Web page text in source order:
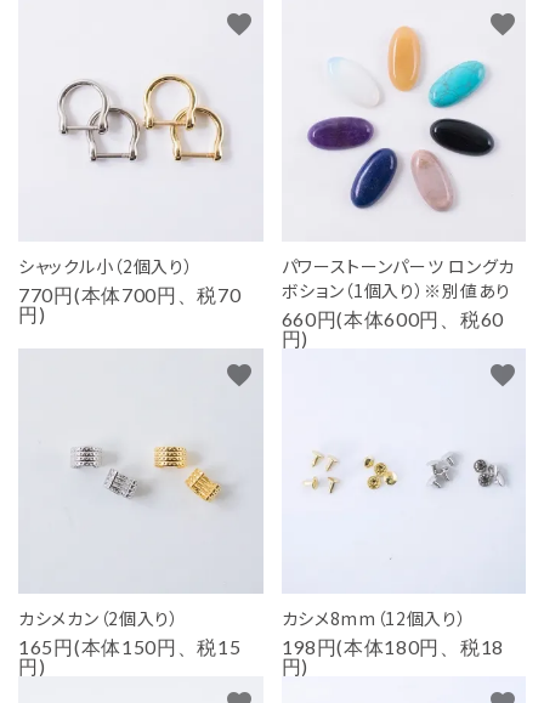
シャックル小（2個入り）
770円(本体700円、税70
円)
favorite
パワーストーンパーツ ロングカ
ボション（1個入り）※別値あり
660円(本体600円、税60
円)
favorite
カシメカン（2個入り）
165円(本体150円、税15
円)
favorite
カシメ8mm（12個入り）
198円(本体180円、税18
円)
favorite